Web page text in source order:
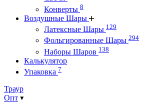
Конверты 8
Воздушные Шары
Латексные Шары 129
Фольгированные Шары 294
Наборы Шаров 138
Калькулятор
Упаковка 7
Траур
Опт